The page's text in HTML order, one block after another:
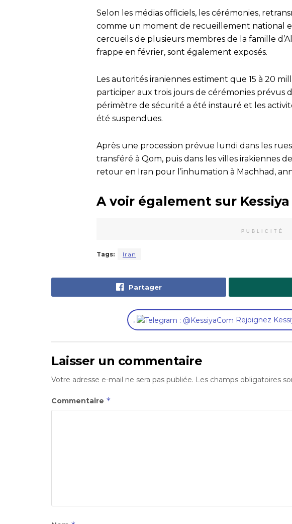
Selon les médias officiels, les cérémonies,
comme un moment de recueillement national
cercueils de plusieurs membres de la famille
frappe en février, sont également exposés.
Les autorités iraniennes estiment que 15 à 20
participer aux trois jours de cérémonies prévus
périmètre de sécurité a été instauré et les
été suspendues.
Après une procession prévue lundi dans les
transféré à Qom, puis dans les villes irakiennes
retour en Iran pour l’inhumation à Machhad,
A voir également sur Kessiya
PUBLICITÉ
Tags: Iran
Partager
, Rejoignez
Laisser un commentaire
Votre adresse e-mail ne sera pas publiée. Les champs obligatoires
Commentaire *